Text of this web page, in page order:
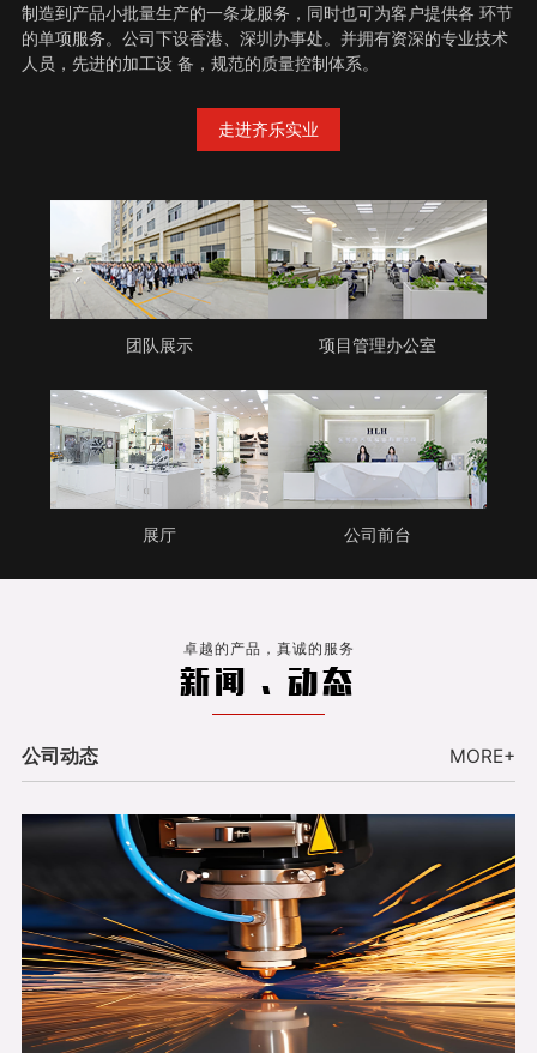
制造到产品小批量生产的一条龙服务，同时也可为客户提供各 环节
的单项服务。公司下设香港、深圳办事处。并拥有资深的专业技术
人员，先进的加工设 备，规范的质量控制体系。
走进齐乐实业
团队展示 项目管理办公室
展厅 公司前台
卓越的产品，真诚的服务
新闻 . 动态
公司动态 MORE+